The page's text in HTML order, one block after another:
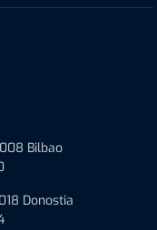
Bilbao
Donostia